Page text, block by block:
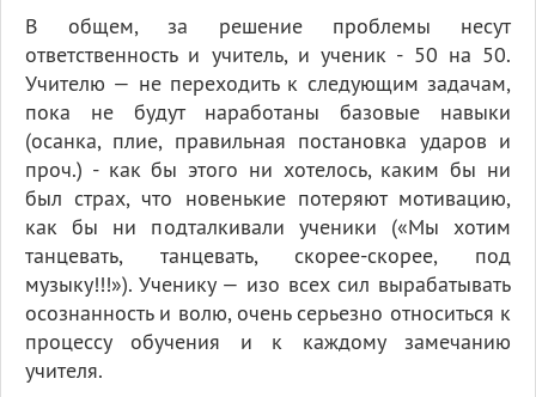
В общем, за решение проблемы несут
ответственность и учитель, и ученик - 50 на 50.
Учителю — не переходить к следующим задачам,
пока не будут наработаны базовые навыки
(осанка, плие, правильная постановка ударов и
проч.) - как бы этого ни хотелось, каким бы ни
был страх, что новенькие потеряют мотивацию,
как бы ни подталкивали ученики («Мы хотим
танцевать, танцевать, скорее-скорее, под
музыку!!!»). Ученику — изо всех сил вырабатывать
осознанность и волю, очень серьезно относиться к
процессу обучения и к каждому замечанию
учителя.